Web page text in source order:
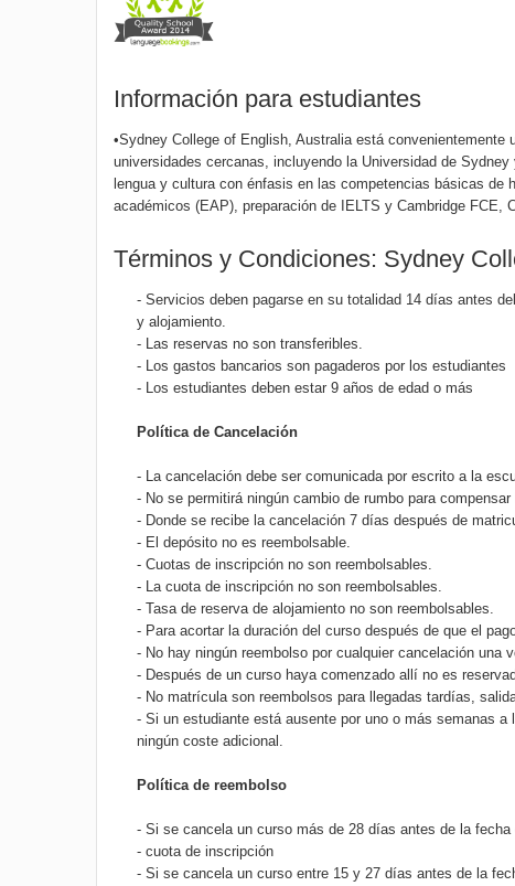
Información para estudiantes
•Sydney College of English, Australia está
universidades cercanas, incluyendo la Universidad de
lengua y cultura con énfasis en las competencias básicas de
académicos (EAP), preparación de IELTS y Cambridge
Términos y Condiciones: Sydney
- Servicios deben pagarse en su totalidad 14 días antes
y alojamiento.
- Las reservas no son transferibles.
- Los gastos bancarios son pagaderos por los estudiantes
- Los estudiantes deben estar 9 años de edad o más
Política de Cancelación
- La cancelación debe ser comunicada por escrito a la
- No se permitirá ningún cambio de rumbo para
- Donde se recibe la cancelación 7 días después de
- El depósito no es reembolsable.
- Cuotas de inscripción no son reembolsables.
- La cuota de inscripción no son reembolsables.
- Tasa de reserva de alojamiento no son reembolsables.
- Para acortar la duración del curso después de que el
- No hay ningún reembolso por cualquier cancelación una
- Después de un curso haya comenzado allí no es
- No matrícula son reembolsos para llegadas tardías,
- Si un estudiante está ausente por uno o más semanas
ningún coste adicional.
Política de reembolso
- Si se cancela un curso más de 28 días antes de la
- cuota de inscripción
- Si se cancela un curso entre 15 y 27 días antes de la